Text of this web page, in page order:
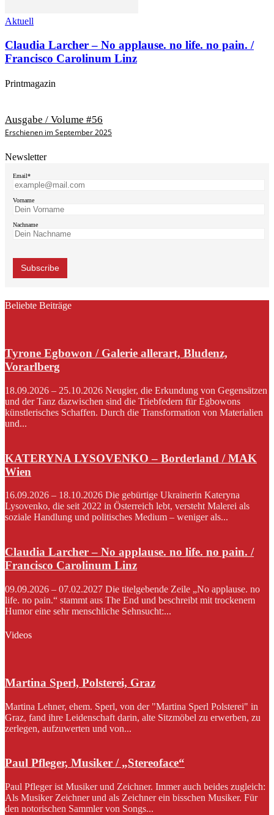
Aktuell
Claudia Larcher – No applause. no life. no pain. /
Francisco Carolinum Linz
Printmagazin
Ausgabe / Volume #56
Erschienen im September 2025
Newsletter
Email*
Vorname
Nachname
Beliebte Beiträge
Tyrone Egbowon / Galerie allerart, Bludenz,
Vorarlberg
18.09.2026 – 25.10.2026 Neugier, die Erkundung von Gegensätzen
und der Tanz dazwischen sind die Triebfedern für Egbowons
künstlerisches Schaffen. Durch die Transformation von Materialien
und...
KATERYNA LYSOVENKO – Borderland / MAK
Wien
16.09.2026 – 18.10.2026 Die gebürtige Ukrainerin Kateryna
Lysovenko, die seit 2022 in Österreich lebt, versteht Malerei als
soziale Handlung und politisches Medium – weniger als...
Claudia Larcher – No applause. no life. no pain. /
Francisco Carolinum Linz
09.09.2026 – 07.02.2027 Die titelgebende Zeile „No applause. no
life. no pain.“ stammt aus The End und beschreibt mit trockenem
Humor eine sehr menschliche Sehnsucht:...
Videos
Martina Sperl, Polsterei, Graz
Martina Lehner, ehem. Sperl, von der "Martina Sperl Polsterei" in
Graz, fand ihre Leidenschaft darin, alte Sitzmöbel zu erwerben, zu
zerlegen, aufzuwerten und von...
Paul Pfleger, Musiker / „Stereoface“
Paul Pfleger ist Musiker und Zeichner. Immer auch beides zugleich:
Als Musiker Zeichner und als Zeichner ein bisschen Musiker. Für
den notorischen Sammler von Songs...